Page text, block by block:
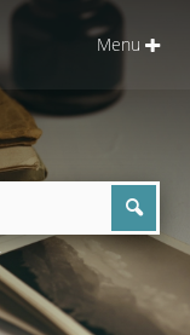
Menu